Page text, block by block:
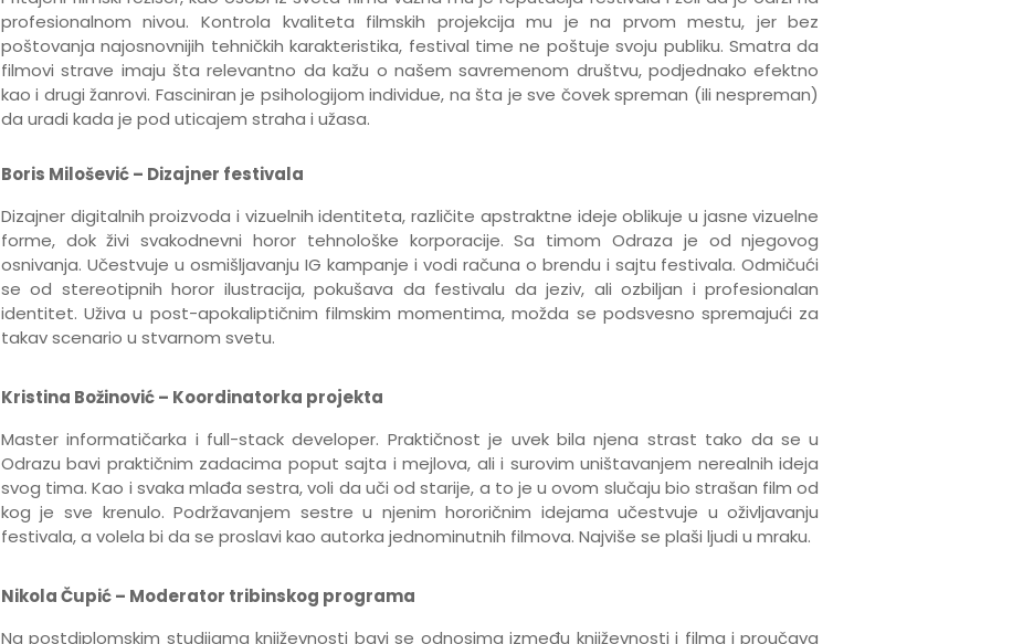
profesionalnom nivou. Kontrola kvaliteta filmskih projekcija mu je na prvom mestu, jer bez
poštovanja najosnovnijih tehničkih karakteristika, festival time ne poštuje svoju publiku. Smatra da
filmovi strave imaju šta relevantno da kažu o našem savremenom društvu, podjednako efektno
kao i drugi žanrovi. Fasciniran je psihologijom individue, na šta je sve čovek spreman (ili nespreman)
da uradi kada je pod uticajem straha i užasa.
Boris Milošević – Dizajner festivala
Dizajner digitalnih proizvoda i vizuelnih identiteta, različite apstraktne ideje oblikuje u jasne vizuelne
forme, dok živi svakodnevni horor tehnološke korporacije. Sa timom Odraza je od njegovog
osnivanja. Učestvuje u osmišljavanju IG kampanje i vodi računa o brendu i sajtu festivala. Odmičući
se od stereotipnih horor ilustracija, pokušava da festivalu da jeziv, ali ozbiljan i profesionalan
identitet. Uživa u post-apokaliptičnim filmskim momentima, možda se podsvesno spremajući za
takav scenario u stvarnom svetu.
Kristina Božinović – Koordinatorka projekta
Master informatičarka i full-stack developer. Praktičnost je uvek bila njena strast tako da se u
Odrazu bavi praktičnim zadacima poput sajta i mejlova, ali i surovim uništavanjem nerealnih ideja
svog tima. Kao i svaka mlađa sestra, voli da uči od starije, a to je u ovom slučaju bio strašan film od
kog je sve krenulo. Podržavanjem sestre u njenim hororičnim idejama učestvuje u oživljavanju
festivala, a volela bi da se proslavi kao autorka jednominutnih filmova. Najviše se plaši ljudi u mraku.
Nikola Čupić – Moderator tribinskog programa
Na postdiplomskim studijama književnosti bavi se odnosima između književnosti i filma i proučava